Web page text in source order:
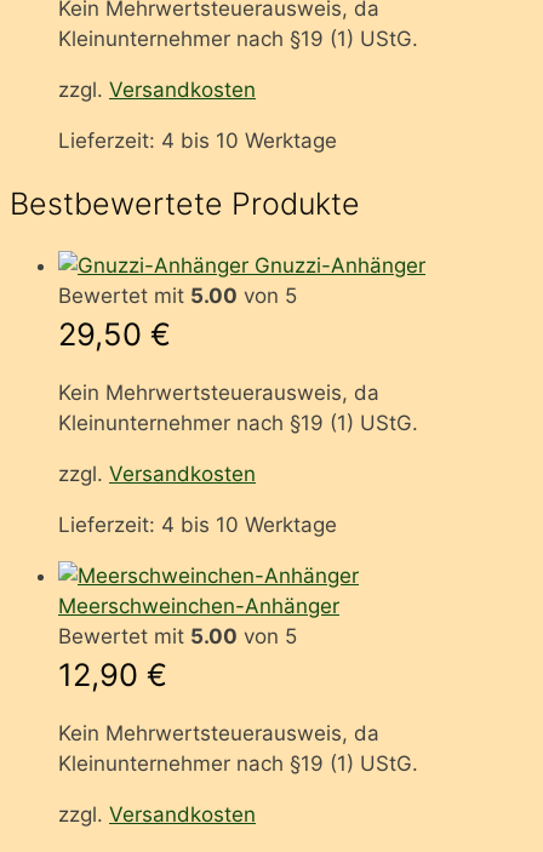
Kein Mehrwertsteuerausweis, da
Kleinunternehmer nach §19 (1) UStG.
zzgl. Versandkosten
Lieferzeit: 4 bis 10 Werktage
Bestbewertete Produkte
Gnuzzi-Anhänger
Bewertet mit 5.00 von 5
29,50 €
Kein Mehrwertsteuerausweis, da
Kleinunternehmer nach §19 (1) UStG.
zzgl. Versandkosten
Lieferzeit: 4 bis 10 Werktage
Meerschweinchen-Anhänger
Bewertet mit 5.00 von 5
12,90 €
Kein Mehrwertsteuerausweis, da
Kleinunternehmer nach §19 (1) UStG.
zzgl. Versandkosten